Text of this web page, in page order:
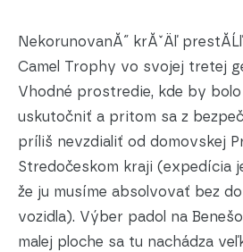
NekorunovanĂ˝ krĂˇÄľ
Camel Trophy vo svojej tretej
Vhodné prostredie, kde by bolo
uskutočniť a pritom sa z
príliš nevzdialiť od domovskej
Stredočeskom kraji (expedícia
že ju musíme absolvovať bez
vozidla). Výber padol na
malej ploche sa tu nachádza